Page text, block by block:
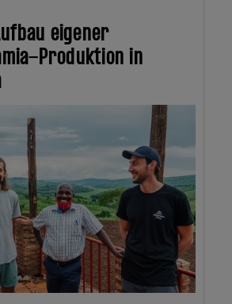
eigener
Produktion in